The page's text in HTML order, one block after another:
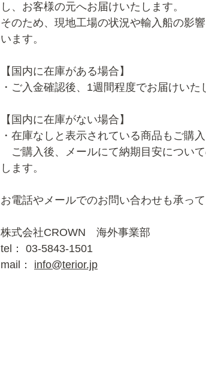
し、お客様の元へお届けいたします。
そのため、現地工場の状況や輸入船の影
います。
【国内に在庫がある場合】
・ご入金確認後、1週間程度でお届けいた
【国内に在庫がない場合】
・在庫なしと表示されている商品もご購入
ご購入後、メールにて納期目安につい
します。
お電話やメールでのお問い合わせも承っ
株式会社CROWN　海外事業部
tel： 03-5843-1501
mail： info@terior.jp